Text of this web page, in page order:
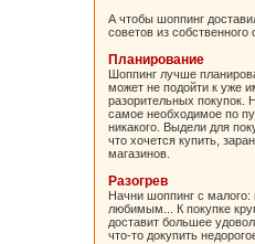
А чтобы шоппинг
советов из собственного
Планирование
Шоппинг лучше
может не подойти к уже
разорительных покупок.
самое необходимое по
никакого. Выдели для
что хочется купить,
магазинов.
Разогрев
Начни шоппинг с малого:
любимым... К покупке
доставит большее
что-то докупить